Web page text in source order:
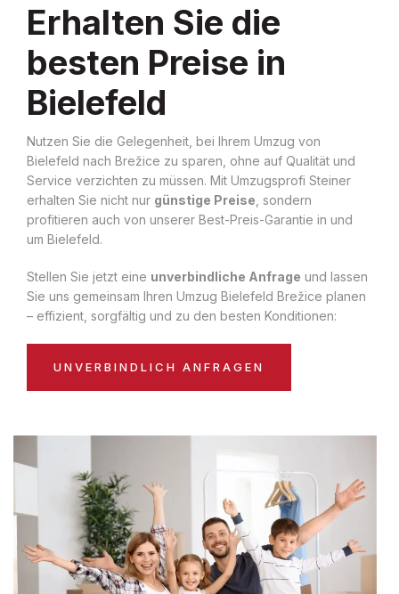
Erhalten Sie die
besten Preise in
Bielefeld
Nutzen Sie die Gelegenheit, bei Ihrem Umzug von
Bielefeld nach Brežice zu sparen, ohne auf Qualität und
Service verzichten zu müssen. Mit Umzugsprofi Steiner
erhalten Sie nicht nur günstige Preise , sondern
profitieren auch von unserer Best-Preis-Garantie in und
um Bielefeld.
Stellen Sie jetzt eine unverbindliche Anfrage und lassen
Sie uns gemeinsam Ihren Umzug Bielefeld Brežice planen
– effizient, sorgfältig und zu den besten Konditionen:
UNVERBINDLICH ANFRAGEN